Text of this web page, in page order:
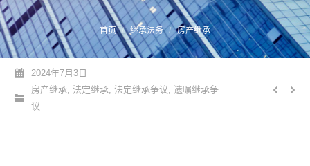
您的位置： 首页 继承法务 房产继承
2024年7月3日
房产继承, 法定继承, 法定继承争议, 遗嘱继承争
议